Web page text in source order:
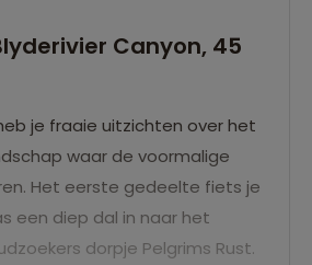
Canyon, 45
je fraaie uitzichten over het
waar de voormalige
Het eerste gedeelte fiets je
een diep dal in naar het
dorpje Pelgrims Rust.